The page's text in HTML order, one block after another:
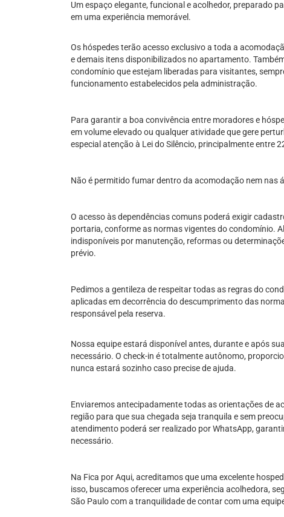
Um espaço elegante, funcional e acolhedor, preparado
em uma experiência memorável.
Os hóspedes terão acesso exclusivo a toda a
e demais itens disponibilizados no apartamento.
condomínio que estejam liberadas para visitantes,
funcionamento estabelecidos pela administração.
Para garantir a boa convivência entre moradores e
em volume elevado ou qualquer atividade que gere
especial atenção à Lei do Silêncio, principalmente entre
Não é permitido fumar dentro da acomodação nem nas
O acesso às dependências comuns poderá exigir
portaria, conforme as normas vigentes do condomínio.
indisponíveis por manutenção, reformas ou
prévio.
Pedimos a gentileza de respeitar todas as regras do
aplicadas em decorrência do descumprimento das
responsável pela reserva.
Nossa equipe estará disponível antes, durante e após
necessário. O check-in é totalmente autônomo,
nunca estará sozinho caso precise de ajuda.
Enviaremos antecipadamente todas as orientações de
região para que sua chegada seja tranquila e sem
atendimento poderá ser realizado por WhatsApp,
necessário.
Na Fica por Aqui, acreditamos que uma excelente
isso, buscamos oferecer uma experiência acolhedora,
São Paulo com a tranquilidade de contar com uma